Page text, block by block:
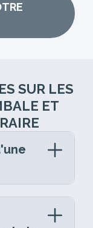
SUR LES
ET
Les